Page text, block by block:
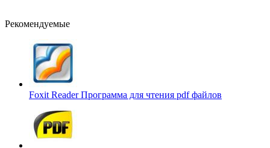
Рекомендуемые
Foxit ReaderПрограмма для чтения pdf файлов